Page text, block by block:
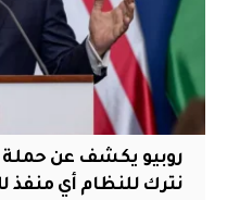
روبيو يكشف عن حملة
نترك للنظام أي منفذ